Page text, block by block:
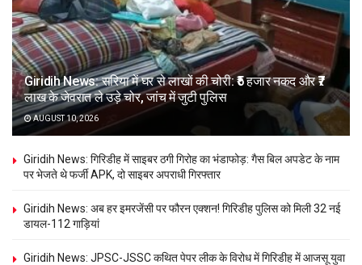
Giridih News: सरिया में घर से लाखों की चोरी: ₹5 हजार नकद और ₹7
लाख के जेवरात ले उड़े चोर, जांच में जुटी पुलिस
AUGUST 10, 2026
Giridih News: गिरिडीह में साइबर ठगी गिरोह का भंडाफोड़: गैस बिल अपडेट के नाम
पर भेजते थे फर्जी APK, दो साइबर अपराधी गिरफ्तार
Giridih News: अब हर इमरजेंसी पर फौरन एक्शन! गिरिडीह पुलिस को मिली 32 नई
डायल-112 गाड़ियां
Giridih News: JPSC-JSSC कथित पेपर लीक के विरोध में गिरिडीह में आजसू युवा